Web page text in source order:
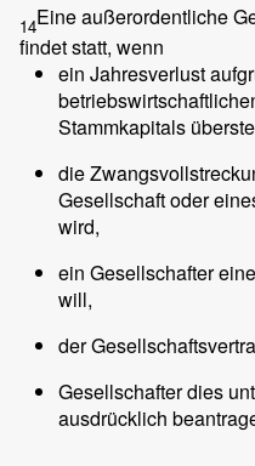
14Eine außerordentliche
findet statt, wenn
ein Jahresverlust
Stammkapitals
die
Gesellschaft oder
wird,
ein Gesellschafter
will,
der
Gesellschafter dies
ausdrücklich